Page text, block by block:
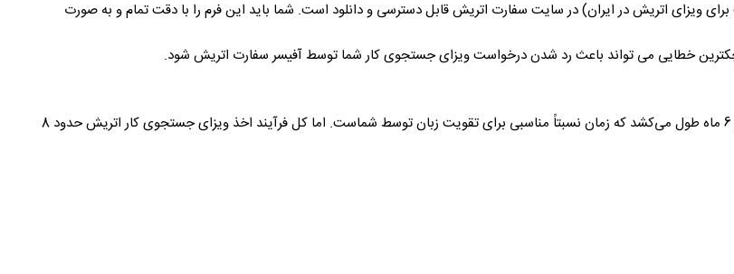
اتریش در ایران) در سایت سفارت اتریش قابل دسترسی و دانلود است. شما باید این فرم را با دقت تمام و به صورت
خطایی می تواند باعث رد شدن درخواست ویزای جستجوی کار شما توسط آفیسر سفارت اتریش شود.
در حال حاضر ارائه وقت مصاحبه توسط سفارت اتریش، به صورت تقریبی حدود 3 الی 6 ماه طول می‌کشد که زمان نسبتاً مناسبی برای تقویت زبان توسط شماست. اما کل فرآیند اخذ ویزای جستجوی کار اتریش حدود 8